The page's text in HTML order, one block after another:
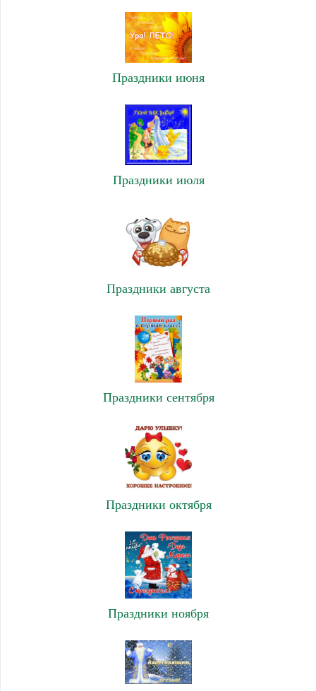
Праздники июня
Праздники июля
Праздники августа
Праздники сентября
Праздники октября
Праздники ноября